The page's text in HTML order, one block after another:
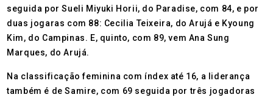
seguida por Sueli Miyuki Horii, do Paradise, com 84, e por
duas jogaras com 88: Cecilia Teixeira, do Arujá e Kyoung
Kim, do Campinas. E, quinto, com 89, vem Ana Sung
Marques, do Arujá.
Na classificação feminina com índex até 16, a liderança
também é de Samire, com 69 seguida por três jogadoras